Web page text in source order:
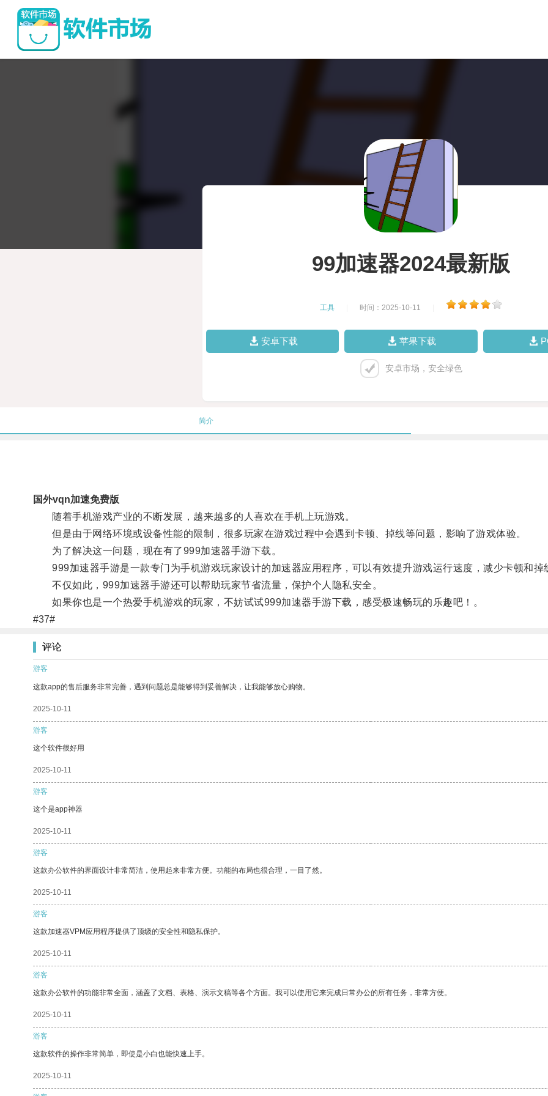
99加速器2024最新版
工具 时间：2025-10-11
安卓下载 苹果下载
安卓市场，安全绿色
简介
国外vqn加速免费版
随着手机游戏产业的不断发展，越来越多的人喜欢在手机上玩游戏。
但是由于网络环境或设备性能的限制，很多玩家在游戏过程中会遇到卡顿、掉线等问题，影响了游戏体验。
为了解决这一问题，现在有了999加速器手游下载。
999加速器手游是一款专门为手机游戏玩家设计的加速器应用程序，可以有效提升游戏运行速度，减少卡顿和掉
不仅如此，999加速器手游还可以帮助玩家节省流量，保护个人隐私安全。
如果你也是一个热爱手机游戏的玩家，不妨试试999加速器手游下载，感受极速畅玩的乐趣吧！。
#37#
评论
游客
这款app的售后服务非常完善，遇到问题总是能够得到妥善解决，让我能够放心购物。
2025-10-11
游客
这个软件很好用
2025-10-11
游客
这个是app神器
2025-10-11
游客
这款办公软件的界面设计非常简洁，使用起来非常方便。功能的布局也很合理，一目了然。
2025-10-11
游客
这款加速器VPM应用程序提供了顶级的安全性和隐私保护。
2025-10-11
游客
这款办公软件的功能非常全面，涵盖了文档、表格、演示文稿等各个方面。我可以使用它来完成日常办公的所有任务，非常方便。
2025-10-11
游客
这款软件的操作非常简单，即使是小白也能快速上手。
2025-10-11